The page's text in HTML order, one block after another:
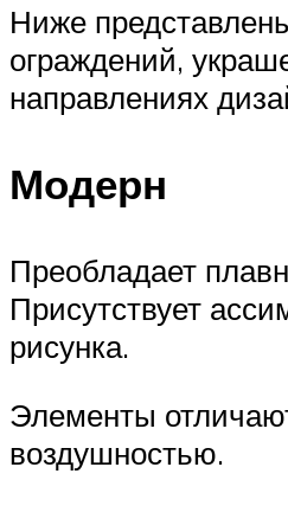
Ниже
ограждений,
направлениях
Модерн
Преобладает
Присутствует
рисунка.
Элементы
воздушностью.